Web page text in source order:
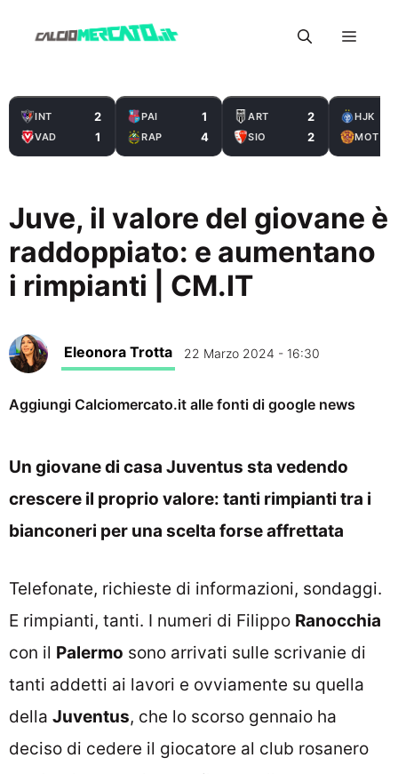
Menu
INT 2
VAD 1
PAI 1
RAP 4
ART 2
SIO 2
HJK
MOT
Juve, il valore del giovane è
raddoppiato: e aumentano
i rimpianti | CM.IT
Eleonora Trotta 22 Marzo 2024 - 16:30
Aggiungi Calciomercato.it alle fonti di google news
Un giovane di casa Juventus sta vedendo
crescere il proprio valore: tanti rimpianti tra i
bianconeri per una scelta forse affrettata
Telefonate, richieste di informazioni, sondaggi.
E rimpianti, tanti. I numeri di Filippo Ranocchia
con il Palermo sono arrivati sulle scrivanie di
tanti addetti ai lavori e ovviamente su quella
della Juventus, che lo scorso gennaio ha
deciso di cedere il giocatore al club rosanero